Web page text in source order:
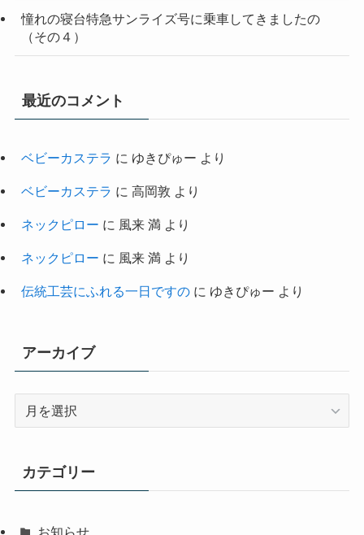
憧れの寝台特急サンライズ号に乗車してきましたの
（その４）
最近のコメント
ベビーカステラ に ゆきぴゅー より
ベビーカステラ に 高岡敦 より
ネックピロー に 風来 満 より
ネックピロー に 風来 満 より
伝統工芸にふれる一日ですのに ゆきぴゅー より
アーカイブ
ブ
カテゴリー